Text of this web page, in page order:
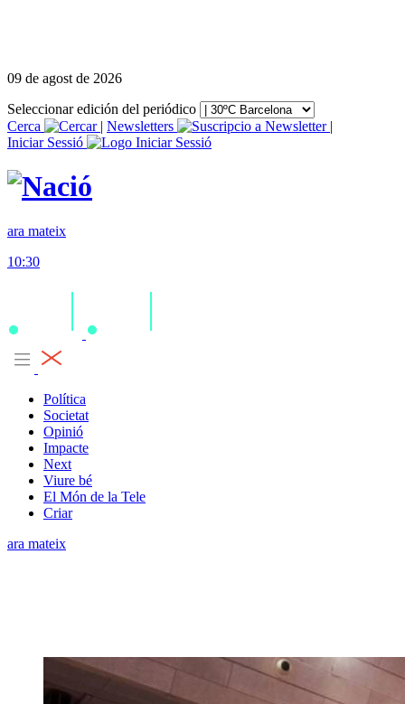
09 de agost de 2026
Seleccionar edición del periódico
Cerca
| Newsletters
|
Iniciar Sessió
ara mateix
10:30
Política
Societat
Opinió
Impacte
Next
Viure bé
El Món de la Tele
Criar
ara mateix